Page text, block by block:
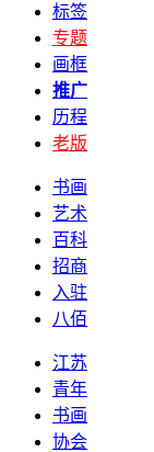
标签
专题
画框
推广
历程
老版
书画
艺术
百科
招商
入驻
八佰
江苏
青年
书画
协会